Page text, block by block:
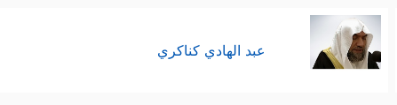
عبد الهادي كناكري